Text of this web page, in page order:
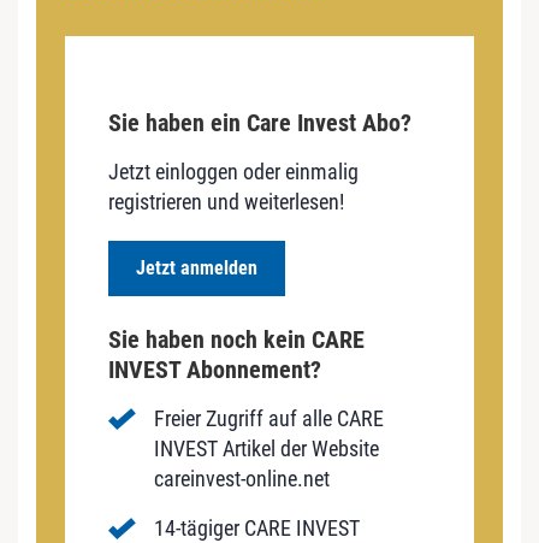
Sie haben ein Care Invest Abo?
Jetzt einloggen oder einmalig
registrieren und weiterlesen!
Jetzt anmelden
Sie haben noch kein CARE
INVEST Abonnement?
Freier Zugriff auf alle CARE
INVEST Artikel der Website
careinvest-online.net
14-tägiger CARE INVEST